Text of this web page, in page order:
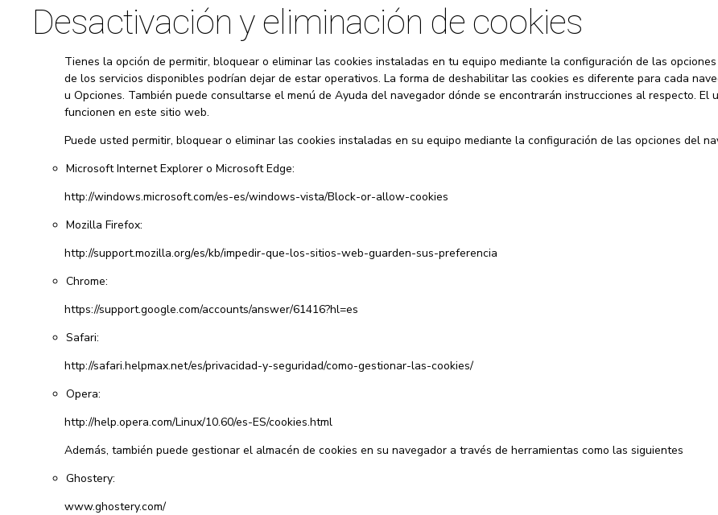
Desactivación y eliminación de cookies
Tienes la opción de permitir, bloquear o eliminar las cookies instaladas en tu equipo mediante la configuración de las
de los servicios disponibles podrían dejar de estar operativos. La forma de deshabilitar las cookies es diferente para cada
u Opciones. También puede consultarse el menú de Ayuda del navegador dónde se encontrarán instrucciones al respecto.
funcionen en este sitio web.
Puede usted permitir, bloquear o eliminar las cookies instaladas en su equipo mediante la configuración de las opciones del
Microsoft Internet Explorer o Microsoft Edge:
http://windows.microsoft.com/es-es/windows-vista/Block-or-allow-cookies
Mozilla Firefox:
http://support.mozilla.org/es/kb/impedir-que-los-sitios-web-guarden-sus-preferencia
Chrome:
https://support.google.com/accounts/answer/61416?hl=es
Safari:
http://safari.helpmax.net/es/privacidad-y-seguridad/como-gestionar-las-cookies/
Opera:
http://help.opera.com/Linux/10.60/es-ES/cookies.html
Además, también puede gestionar el almacén de cookies en su navegador a través de herramientas como las siguientes
Ghostery:
www.ghostery.com/